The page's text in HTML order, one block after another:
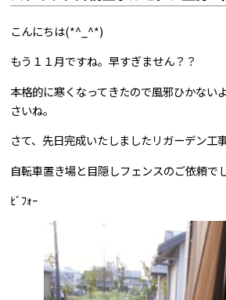
せはこちら
こんにちは(*^_^*)
もう１１月ですね。早すぎません？？
本格的に寒くなってきたので風邪ひかない
さいね。
さて、先日完成いたしましたリガーデン工
自転車置き場と目隠しフェンスのご依頼でし
ﾋﾞﾌｫｰ